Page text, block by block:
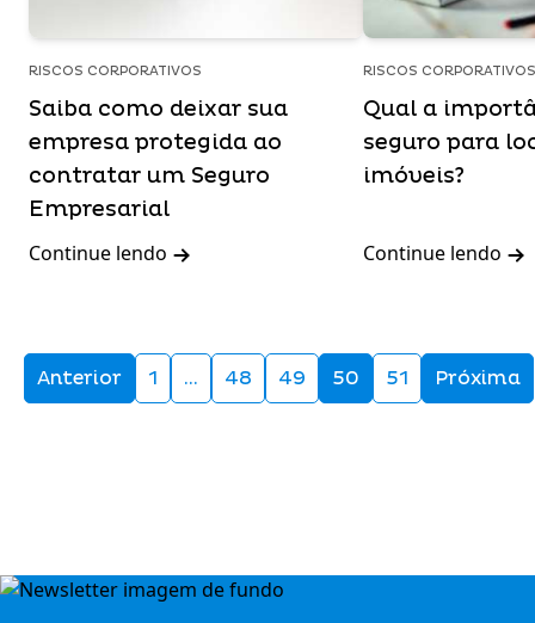
RISCOS CORPORATIVOS
Saiba como deixar sua
empresa protegida ao
contratar um Seguro
Empresarial
Continue lendo
RISCOS CORPORATIVOS
Qual a
seguro para
imóveis?
Continue lendo
Anterior 1 … 48 49 50 51 Próxima